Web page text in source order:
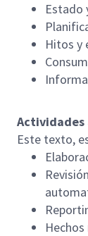
Estado
Hitos y
Actividades
Este texto,